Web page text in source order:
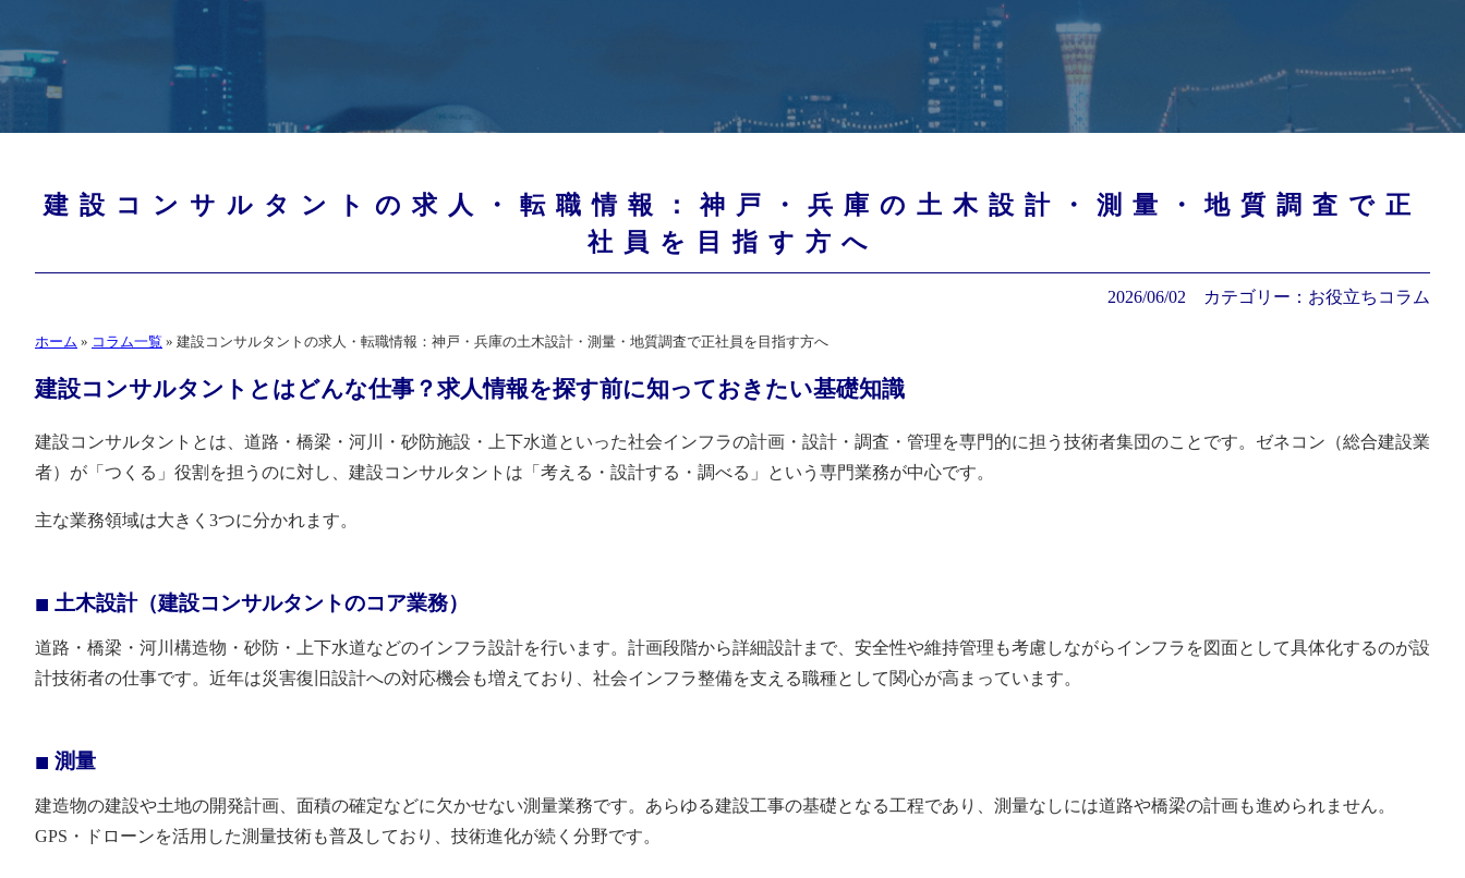
建設コンサルタントの求人・転職情報：神戸・兵庫の土木設計・測量・地質調査で正
社員を目指す方へ
2026/06/02 カテゴリー： お役立ちコラム
ホーム » コラム一覧 » 建設コンサルタントの求人・転職情報：神戸・兵庫の土木設計・測量・地質調査で正社員を目指す方へ
建設コンサルタントとはどんな仕事？求人情報を探す前に知っておきたい基礎知識
建設コンサルタントとは、道路・橋梁・河川・砂防施設・上下水道といった社会インフラの計画・設計・調査・管理を専門的に担う技術者集団のことです。ゼネコン（総合建設業
者）が「つくる」役割を担うのに対し、建設コンサルタントは「考える・設計する・調べる」という専門業務が中心です。
主な業務領域は大きく3つに分かれます。
土木設計（建設コンサルタントのコア業務）
道路・橋梁・河川構造物・砂防・上下水道などのインフラ設計を行います。計画段階から詳細設計まで、安全性や維持管理も考慮しながらインフラを図面として具体化するのが設
計技術者の仕事です。近年は災害復旧設計への対応機会も増えており、社会インフラ整備を支える職種として関心が高まっています。
測量
建造物の建設や土地の開発計画、面積の確定などに欠かせない測量業務です。あらゆる建設工事の基礎となる工程であり、測量なしには道路や橋梁の計画も進められません。
GPS・ドローンを活用した測量技術も普及しており、技術進化が続く分野です。